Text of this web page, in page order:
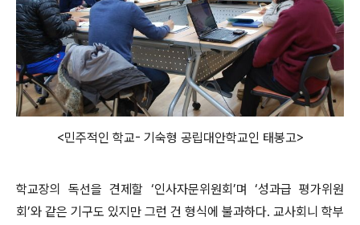
<민주적인 학교- 기숙형 공립대안학교인 태봉고>
학교장의 독선을 견제할 ‘인사자문위원회’며 ‘성과급 평가위원
회’와 같은 기구도 있지만 그런 건 형식에 불과하다. 교사회니 학부